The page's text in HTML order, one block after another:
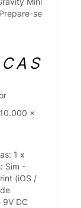
se
x
1 x
Sim -
(iOS /
9V DC